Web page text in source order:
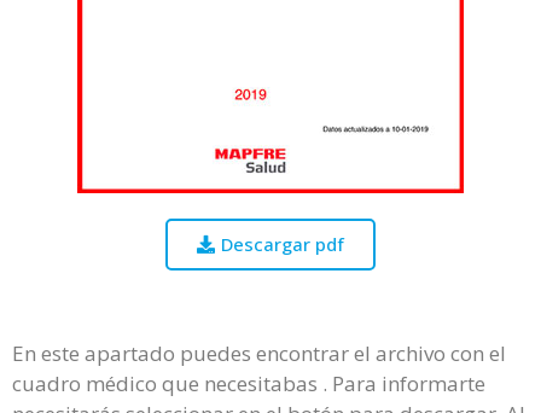
Descargar pdf
En este apartado puedes encontrar el archivo con el
cuadro médico que necesitabas . Para informarte